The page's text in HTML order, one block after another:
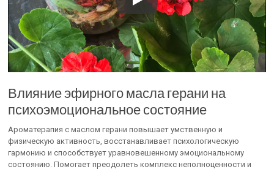
Влияние эфирного масла герани на
психоэмоциональное состояние
Ароматерапия с маслом герани повышает умственную и
физическую активность, восстанавливает психологическую
гармонию и способствует уравновешенному эмоциональному
состоянию. Помогает преодолеть комплекс неполноценности и